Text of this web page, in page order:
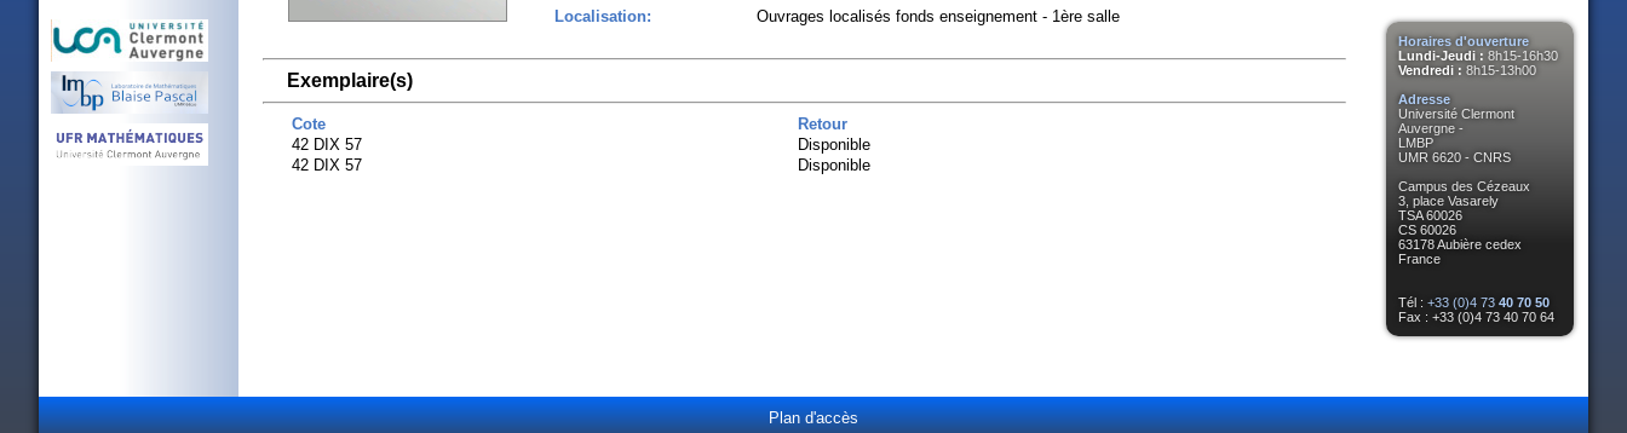
Horaires d'ouverture
Lundi-Jeudi : 8h15-16h30
Vendredi : 8h15-13h00
Adresse
Université Clermont
Auvergne -
LMBP
UMR 6620 - CNRS
Campus des Cézeaux
3, place Vasarely
TSA 60026
CS 60026
63178 Aubière cedex
France
Tél : +33 (0)4 73 40 70 50
Fax : +33 (0)4 73 40 70 64
Localisation: Ouvrages localisés fonds enseignement - 1ère salle
Exemplaire(s)
Cote
Retour
42 DIX 57
Disponible
42 DIX 57
Disponible
Plan d'accès